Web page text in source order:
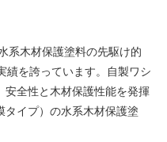
ラック
ッド
ロー
系木材保護塗料の先駆け的
績を誇っています。自製ワシ
安全性と木材保護性能を発揮
タイプ）の水系木材保護塗